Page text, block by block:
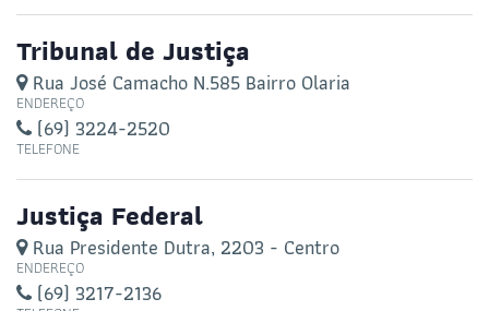
Tribunal de Justiça
Rua José Camacho N.585 Bairro Olaria
ENDEREÇO
(69) 3224-2520
TELEFONE
Justiça Federal
Rua Presidente Dutra, 2203 - Centro
ENDEREÇO
(69) 3217-2136